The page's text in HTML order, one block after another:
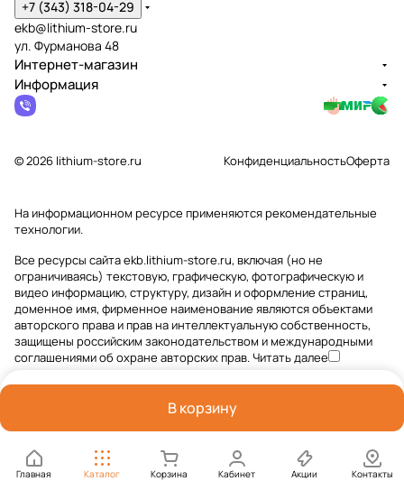
В корзину
Главная Каталог Корзина Кабинет Акции Контакты
+7 (343) 318-04-29
ekb@lithium-store.ru
ул. Фурманова 48
Интернет-магазин
Информация
© 2026 lithium-store.ru КонфиденциальностьОферта
На информационном ресурсе применяютсярекомендательные
технологии.
Все ресурсы сайта ekb.lithium-store.ru, включая (но не
ограничиваясь) текстовую, графическую, фотографическую и
видео информацию, структуру, дизайн и оформление страниц,
доменное имя, фирменное наименование являются объектами
авторского права и прав на интеллектуальную собственность,
защищены российским законодательством и международными
соглашениями об охране авторских прав.Читать далее